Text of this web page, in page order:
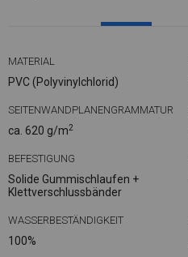
MATERIAL
PVC (Polyvinylchlorid)
SEITENWANDPLANENGRAMMATUR
ca. 620 g/m2
BEFESTIGUNG
Solide Gummischlaufen +
Klettverschlussbänder
WASSERBESTÄNDIGKEIT
100%